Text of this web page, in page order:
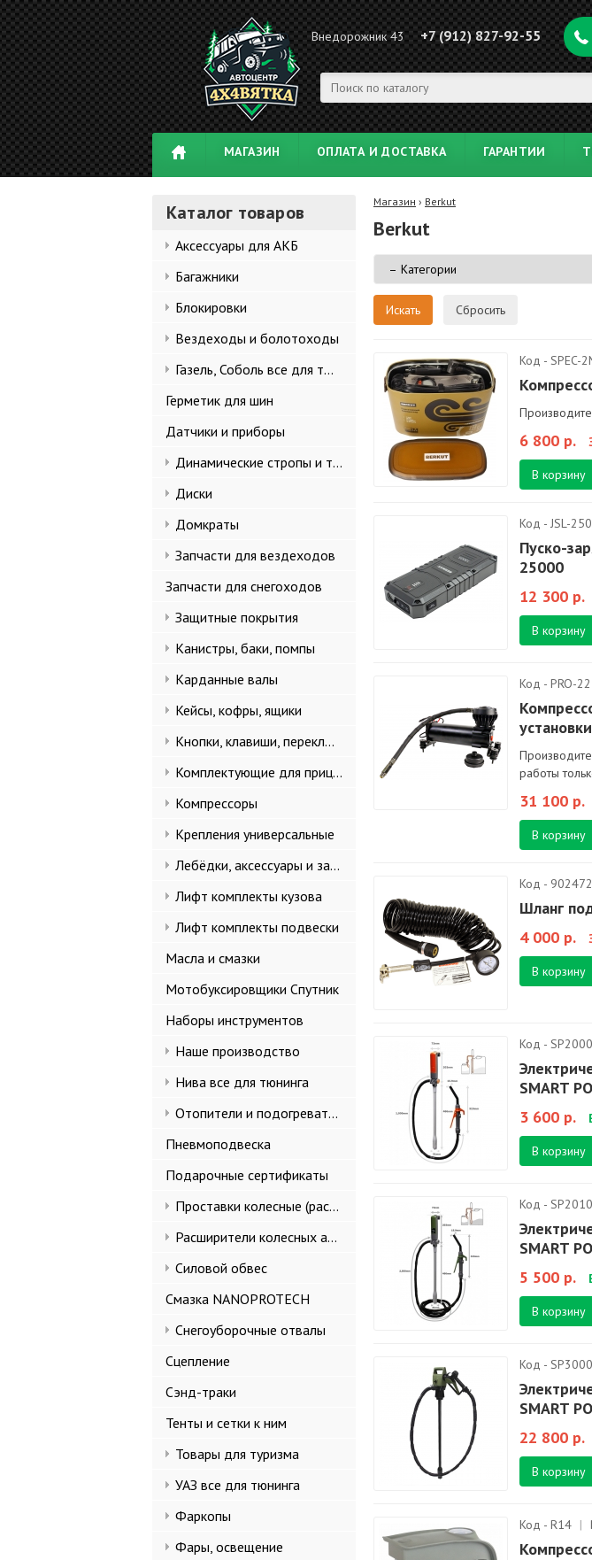
Внедорожник 43 +7 (912) 827-92-55
МАГАЗИН ОПЛАТА И ДОСТАВКА ГАРАНТИИ
Каталог товаров
Аксессуары для АКБ
Багажники
Блокировки
Вездеходы и болотоходы
Газель, Соболь все для тюнинга
Герметик для шин
Датчики и приборы
Динамические стропы и такелаж
Диски
Домкраты
Запчасти для вездеходов
Запчасти для снегоходов
Защитные покрытия
Канистры, баки, помпы
Карданные валы
Кейсы, кофры, ящики
Кнопки, клавиши, переключатели
Комплектующие для прицепов
Компрессоры
Крепления универсальные
Лебёдки, аксессуары и запчасти
Лифт комплекты кузова
Лифт комплекты подвески
Масла и смазки
Мотобуксировщики Спутник
Наборы инструментов
Наше производство
Нива все для тюнинга
Отопители и подогреватели
Пневмоподвеска
Подарочные сертификаты
Проставки колесные (расширители колеи)
Расширители колесных арок и брызговики
Силовой обвес
Смазка NANOPROTECH
Снегоуборочные отвалы
Сцепление
Сэнд-траки
Тенты и сетки к ним
Товары для туризма
УАЗ все для тюнинга
Фаркопы
Фары, освещение
Магазин › Berkut
Berkut
Сбросить
Код - SPEC-
6 800 р.
В корзину
Код - JSL-
Пуско-
25000
12 300 р.
В корзину
Код - PRO-22
работы
31 100 р.
В корзину
Код -
Шланг
4 000 р.
В корзину
Код -
SMART
3 600 р.
В корзину
Код -
SMART
5 500 р.
В корзину
Код -
SMART
22 800 р.
В корзину
Код - R14 |